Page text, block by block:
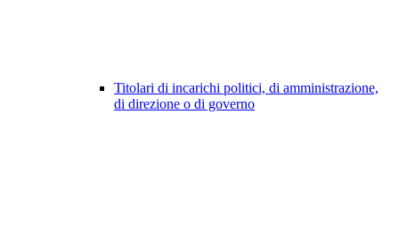
Titolari di incarichi politici, di amministrazione,
di direzione o di governo